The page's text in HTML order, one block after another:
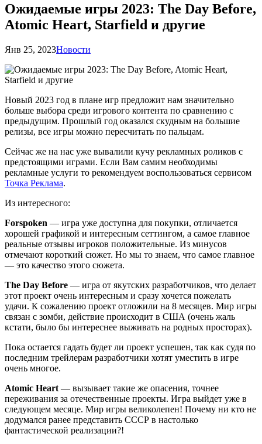
Ожидаемые игры 2023: The Day Before,
Atomic Heart, Starfield и другие
Янв 25, 2023Новости
Новый 2023 год в плане игр предложит нам значительно
больше выбора среди игрового контента по сравнению с
предыдущим. Прошлый год оказался скудным на большие
релизы, все игры можно пересчитать по пальцам.
Сейчас же на нас уже вывалили кучу рекламных роликов с
предстоящими играми. Если Вам самим необходимы
рекламные услуги то рекомендуем воспользоваться сервисом
Точка Реклама.
Из интересного:
Forspoken — игра уже доступна для покупки, отличается
хорошей графикой и интересным сеттингом, а самое главное
реальные отзывы игроков положительные. Из минусов
отмечают короткий сюжет. Но мы то знаем, что самое главное
— это качество этого сюжета.
The Day Before — игра от якутских разработчиков, что делает
этот проект очень интересным и сразу хочется пожелать
удачи. К сожалению проект отложили на 8 месяцев. Мир игры
связан с зомби, действие происходит в США (очень жаль
кстати, было бы интереснее выживать на родных просторах).
Пока остается гадать будет ли проект успешен, так как судя по
последним трейлерам разработчики хотят уместить в игре
очень многое.
Atomic Heart — вызывает такие же опасения, точнее
переживания за отечественные проекты. Игра выйдет уже в
следующем месяце. Мир игры великолепен! Почему ни кто не
додумался ранее представить СССР в настолько
фантастической реализации?!